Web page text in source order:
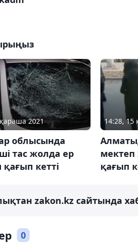
2021
облысында
тас жолда ер
кетті
14:28, 15
мектеп
қағып
zakon.kz сайтында
0